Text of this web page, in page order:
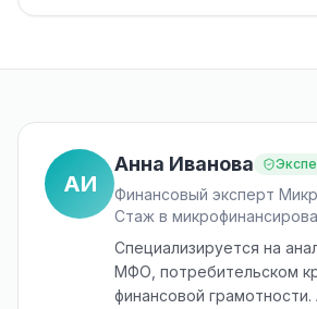
АИ
Анна Иванова
Финансовый эксперт
Стаж в
Специализируется на
МФО, потребительском
финансовой грамотности.